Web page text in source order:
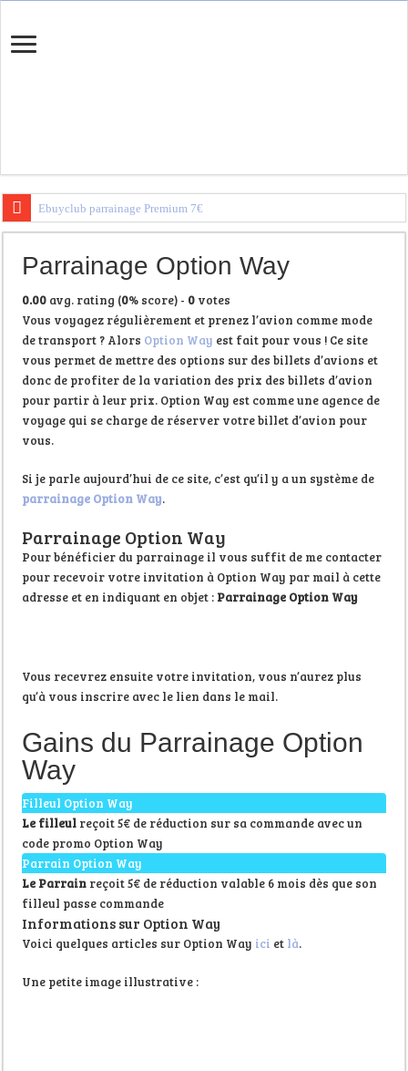
Ebuyclub parrainage Premium 7€
Igraal Parrainage Premium
Trouvez votre banque en ligne
Parrainage Option Way
0.00 avg. rating (0% score) - 0 votes
Vous voyagez régulièrement et prenez l’avion comme mode
de transport ? Alors Option Way est fait pour vous ! Ce site
vous permet de mettre des options sur des billets d’avions et
donc de profiter de la variation des prix des billets d’avion
pour partir à leur prix. Option Way est comme une agence de
voyage qui se charge de réserver votre billet d’avion pour
vous.
Si je parle aujourd’hui de ce site, c’est qu’il y a un système de
parrainage Option Way.
Parrainage Option Way
Pour bénéficier du parrainage il vous suffit de me contacter
pour recevoir votre invitation à Option Way par mail à cette
adresse et en indiquant en objet : Parrainage Option Way
Vous recevrez ensuite votre invitation, vous n’aurez plus
qu’à vous inscrire avec le lien dans le mail.
Gains du Parrainage Option
Way
Filleul Option Way
Le filleul reçoit 5€ de réduction sur sa commande avec un
code promo Option Way
Parrain Option Way
Le Parrain reçoit 5€ de réduction valable 6 mois dès que son
filleul passe commande
Informations sur Option Way
Voici quelques articles sur Option Way ici et là.
Une petite image illustrative :